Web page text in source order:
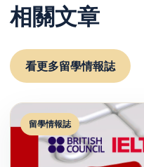
相關文章
看更多留學情報誌
留學情報誌